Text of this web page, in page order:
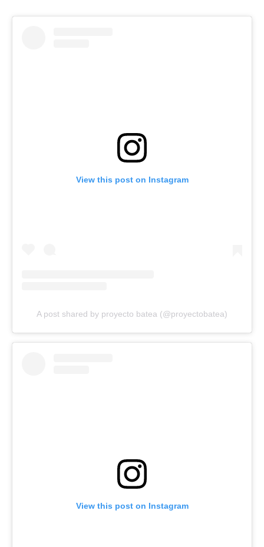
View this post on Instagram
A post shared by proyecto batea (@proyectobatea)
View this post on Instagram